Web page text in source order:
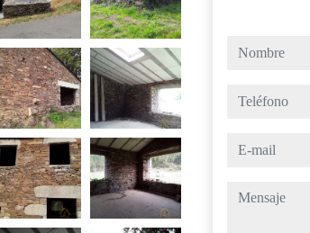
nombre
teléfono
e-mail
mensaje